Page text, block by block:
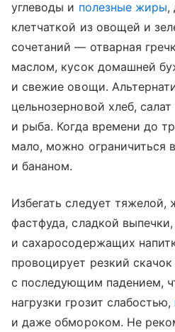
углеводы и полезные жиры,
клетчаткой из овощей и
сочетаний — отварная
маслом, кусок домашней
и свежие овощи.
цельнозерновой хлеб,
и рыба. Когда времени до
мало, можно ограничиться
и бананом.
Избегать следует
фастфуда, сладкой
и сахаросодержащих
провоцирует резкий
с последующим падением,
нагрузки грозит слабостью,
и даже обмороком. Не